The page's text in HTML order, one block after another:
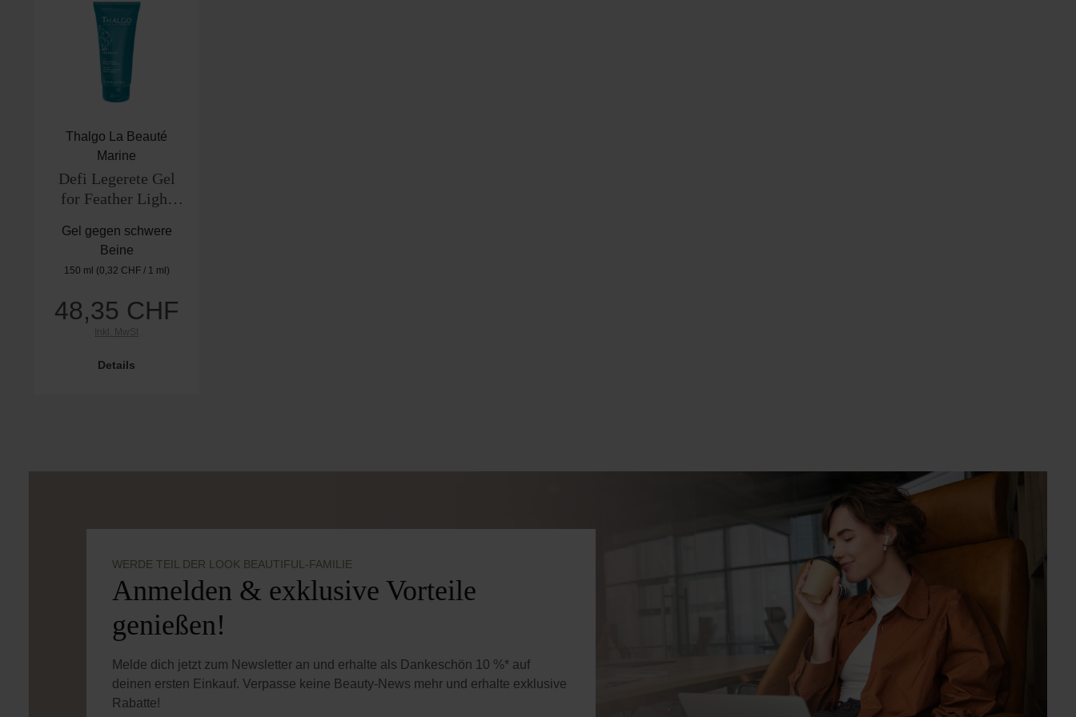
Thalgo La Beauté
Marine
Defi Legerete Gel
for Feather Light
Gel gegen schwere
Beine
150 ml (0,32 CHF / 1 ml)
Regulärer Preis:
48,35 CHF
Inkl. MwSt
Details
WERDE TEIL DER LOOK BEAUTIFUL-FAMILIE
Anmelden & exklusive Vorteile
genießen!
Melde dich jetzt zum Newsletter an und erhalte als Dankeschön 10 %* auf
deinen ersten Einkauf. Verpasse keine Beauty-News mehr und erhalte exklusive
Rabatte!